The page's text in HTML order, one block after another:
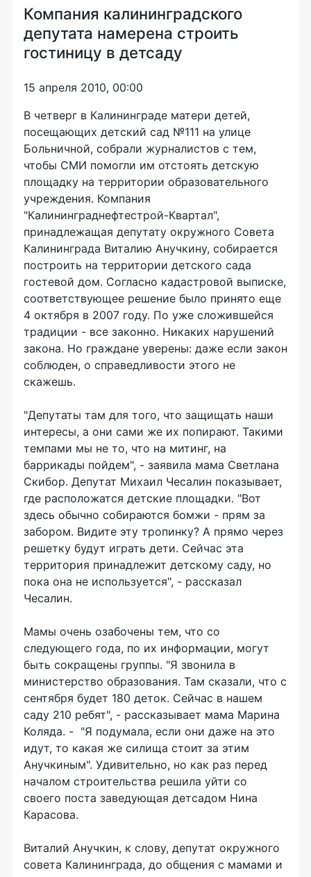
Компания калининградского
депутата намерена строить
гостиницу в детсаду
15 апреля 2010, 00:00
В четверг в Калининграде матери детей,
посещающих детский сад №111 на улице
Больничной, собрали журналистов с тем,
чтобы СМИ помогли им отстоять детскую
площадку на территории образовательного
учреждения. Компания
"Калининграднефтестрой-Квартал",
принадлежащая депутату окружного Совета
Калининграда Виталию Анучкину, собирается
построить на территории детского сада
гостевой дом. Согласно кадастровой выписке,
соответствующее решение было принято еще
4 октября в 2007 году. По уже сложившейся
традиции - все законно. Никаких нарушений
закона. Но граждане уверены: даже если закон
соблюден, о справедливости этого не
скажешь.
"Депутаты там для того, что защищать наши
интересы, а они сами же их попирают. Такими
темпами мы не то, что на митинг, на
баррикады пойдем", - заявила мама Светлана
Скибор. Депутат Михаил Чесалин показывает,
где расположатся детские площадки. "Вот
здесь обычно собираются бомжи - прям за
забором. Видите эту тропинку? А прямо через
решетку будут играть дети. Сейчас эта
территория принадлежит детскому саду, но
пока она не используется", - рассказал
Чесалин.
Мамы очень озабочены тем, что со
следующего года, по их информации, могут
быть сокращены группы. "Я звонила в
министерство образования. Там сказали, что с
сентября будет 180 деток. Сейчас в нашем
саду 210 ребят", - рассказывает мама Марина
Коляда. - "Я подумала, если они даже на это
идут, то какая же силища стоит за этим
Анучкиным". Удивительно, но как раз перед
началом строительства решила уйти со
своего поста заведующая детсадом Нина
Карасова.
Виталий Анучкин, к слову, депутат окружного
совета Калининграда, до общения с мамами и